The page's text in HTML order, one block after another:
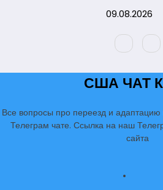
09.08.2026
США ЧАТ
Все вопросы про переезд и
Телеграм чате. Ссылка на наш
сайта